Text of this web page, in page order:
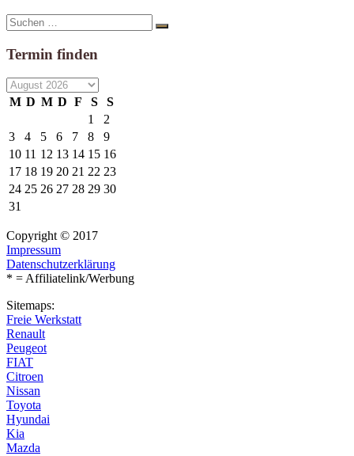
Suche
nach:
Suchen
Termin finden
M D M D F S
S
1
2
3
4 5 6 7 8
9
10 11 12 13 14 15 16
17 18 19 20 21 22 23
24 25 26 27 28 29 30
31
Copyright © 2017
Impressum
Datenschutzerklärung
* = Affiliatelink/Werbung
Sitemaps:
Freie Werkstatt
Renault
Peugeot
FIAT
Citroen
Nissan
Toyota
Hyundai
Kia
Mazda